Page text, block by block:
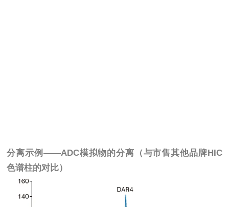
分离示例——ADC模拟物的分离（与市售其他品牌HIC
色谱柱的对比）